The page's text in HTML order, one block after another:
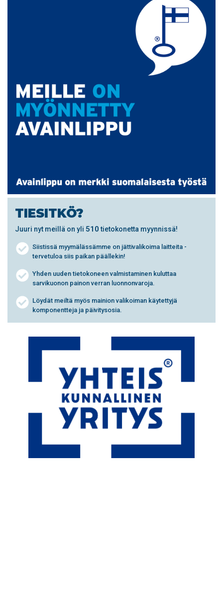
TIESITKÖ?
Juuri nyt meillä on yli 510tietokonetta myynnissä!
Siistissä myymälässämme on jättivalikoima laitteita -
tervetuloa siis paikan päällekin!
Yhden uuden tietokoneen valmistaminen kuluttaa
sarvikuonon painon verran luonnonvaroja.
Löydät meiltä myös mainion valikoiman käytettyjä
komponentteja ja päivitysosia.